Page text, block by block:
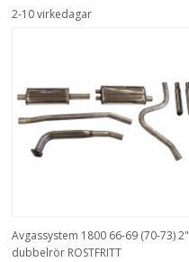
2-10 virkedagar
Avgassystem 1800 66-69 (70-73) 2"
dubbelrör ROSTFRITT